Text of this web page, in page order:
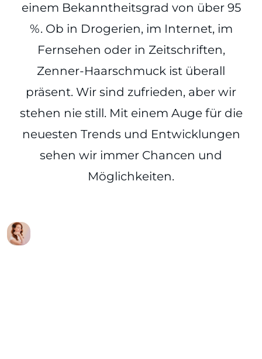
einem Bekanntheitsgrad von über 95
%. Ob in Drogerien, im Internet, im
Fernsehen oder in Zeitschriften,
Zenner-Haarschmuck ist überall
präsent. Wir sind zufrieden, aber wir
stehen nie still. Mit einem Auge für die
neuesten Trends und Entwicklungen
sehen wir immer Chancen und
Möglichkeiten.